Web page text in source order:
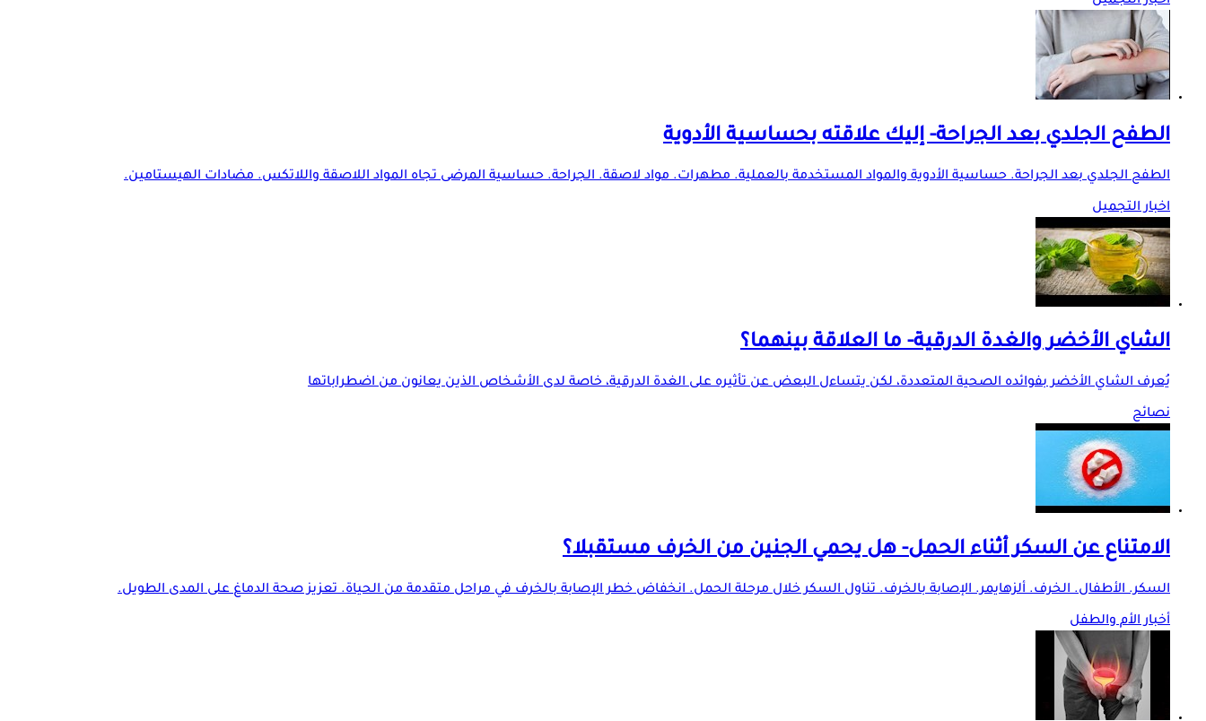
الطفح الجلدي بعد الجراحة- إليك علاقته بحساسية الأدوية
الطفح الجلدي بعد الجراحة. حساسية الأدوية والمواد المستخدمة بالعملية. مطهرات. مواد لاصقة. الجراحة. حساسية المرضى تجاه المواد اللاصقة واللاتكس. مضادات الهيستامين.
اخبار التجميل
الشاي الأخضر والغدة الدرقية- ما العلاقة بينهما؟
يُعرف الشاي الأخضر بفوائده الصحية المتعددة، لكن يتساءل البعض عن تأثيره على الغدة الدرقية، خاصة لدى الأشخاص الذين يعانون من اضطراباتها
نصائح
الامتناع عن السكر أثناء الحمل- هل يحمي الجنين من الخرف مستقبلا؟
السكر. الأطفال. الخرف. ألزهايمر. الإصابة بالخرف. تناول السكر خلال مرحلة الحمل. انخفاض خطر الإصابة بالخرف في مراحل متقدمة من الحياة. تعزيز صحة الدماغ على المدى الطويل.
أخبار الأم والطفل